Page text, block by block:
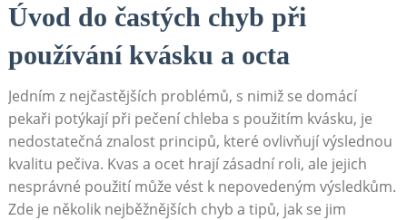
Úvod do častých chyb‍ při
používání kvásku a​ octa
Jedním z nejčastějších problémů, s nimiž se domácí
pekaři potýkají⁢ při pečení ⁤chleba s použitím⁤ kvásku, je
‌nedostatečná znalost principů, které ovlivňují výslednou
kvalitu pečiva. Kvas ‍a ocet hrají zásadní roli, ale jejich
nesprávné použití ​může vést k⁤ nepovedeným výsledkům.
⁢Zde⁢ je⁣ několik nejběžnějších chyb⁢ a tipů, jak se jim‍